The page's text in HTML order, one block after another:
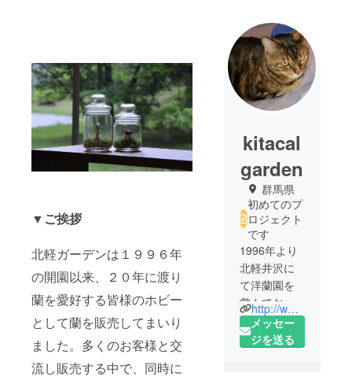
▼ご挨拶
北軽ガーデンは１９９６年
の開園以来、２０年に渡り
蘭を愛好する皆様のホビー
として蘭を販売してまいり
ました。多くのお客様と交
流し販売する中で、同時に
kitacal
garden
群馬県
初めてのプ
ロジェクト
です
1996年より
北軽井沢に
て洋蘭園を
営んでおり
ます。蘭
は、難しそ
http://www.bottled-orchid.com/
メッセー
ジを送る